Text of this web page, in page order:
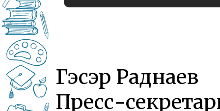
Гэсэр Раднаев
Пресс-